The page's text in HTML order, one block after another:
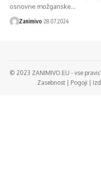
osnovne možganske…
Zanimivo 28.07.2024
© 2023 ZANIMIVO.EU - vse
Zasebnost
Pogoji